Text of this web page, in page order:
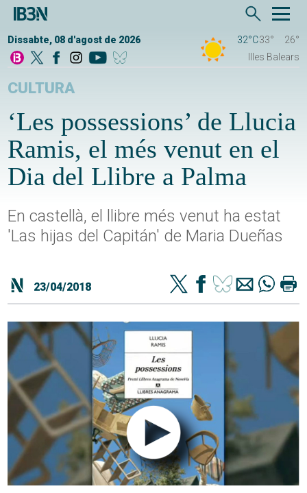
Dissabte, 08 d'agost de 2026 32°C33°
26°
Illes Balears
CULTURA
‘Les possessions’ de Llucia
Ramis, el més venut en el
Dia del Llibre a Palma
En castellà, el llibre més venut ha estat
'Las hijas del Capitán' de Maria Dueñas
23/04/2018